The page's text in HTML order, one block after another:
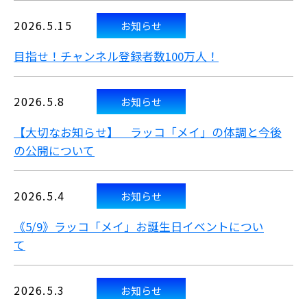
2026.5.15 お知らせ
目指せ！チャンネル登録者数100万人！
2026.5.8 お知らせ
【大切なお知らせ】 ラッコ「メイ」の体調と今後
の公開について
2026.5.4 お知らせ
《5/9》ラッコ「メイ」お誕生日イベントについ
て
2026.5.3 お知らせ